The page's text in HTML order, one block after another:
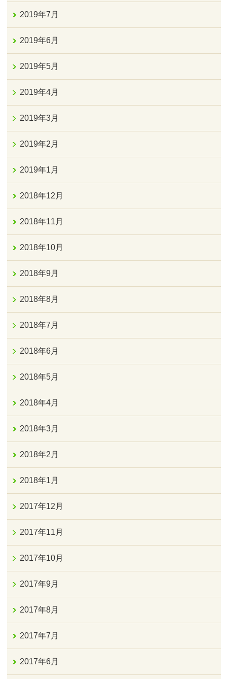
2019年7月
2019年6月
2019年5月
2019年4月
2019年3月
2019年2月
2019年1月
2018年12月
2018年11月
2018年10月
2018年9月
2018年8月
2018年7月
2018年6月
2018年5月
2018年4月
2018年3月
2018年2月
2018年1月
2017年12月
2017年11月
2017年10月
2017年9月
2017年8月
2017年7月
2017年6月